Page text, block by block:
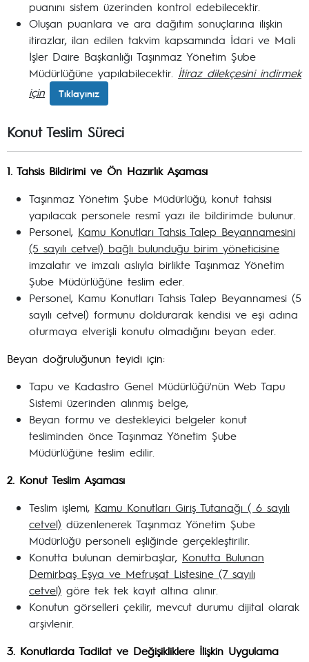
puanını sistem üzerinden kontrol edebilecektir.
Oluşan puanlara ve ara dağıtım sonuçlarına ilişkin
itirazlar, ilan edilen takvim kapsamında İdari ve Mali
İşler Daire Başkanlığı Taşınmaz Yönetim Şube
Müdürlüğüne yapılabilecektir. İtiraz dilekçesini indirmek
için
Tıklayınız
Konut Teslim Süreci
1. Tahsis Bildirimi ve Ön Hazırlık Aşaması
Taşınmaz Yönetim Şube Müdürlüğü, konut tahsisi
yapılacak personele resmî yazı ile bildirimde bulunur.
Personel, Kamu Konutları Tahsis Talep Beyannamesini
(5 sayılı cetvel) bağlı bulunduğu birim yöneticisine
imzalatır ve imzalı aslıyla birlikte Taşınmaz Yönetim
Şube Müdürlüğüne teslim eder.
Personel, Kamu Konutları Tahsis Talep Beyannamesi (5
sayılı cetvel) formunu doldurarak kendisi ve eşi adına
oturmaya elverişli konutu olmadığını beyan eder.
Beyan doğruluğunun teyidi için:
Tapu ve Kadastro Genel Müdürlüğü'nün Web Tapu
Sistemi üzerinden alınmış belge,
Beyan formu ve destekleyici belgeler konut
tesliminden önce Taşınmaz Yönetim Şube
Müdürlüğüne teslim edilir.
2. Konut Teslim Aşaması
Teslim işlemi, Kamu Konutları Giriş Tutanağı ( 6 sayılı
cetvel) düzenlenerek Taşınmaz Yönetim Şube
Müdürlüğü personeli eşliğinde gerçekleştirilir.
Konutta bulunan demirbaşlar, Konutta Bulunan
Demirbaş Eşya ve Mefruşat Listesine (7 sayılı
cetvel) göre tek tek kayıt altına alınır.
Konutun görselleri çekilir, mevcut durumu dijital olarak
arşivlenir.
3. Konutlarda Tadilat ve Değişikliklere İlişkin Uygulama